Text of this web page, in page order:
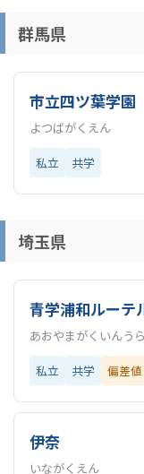
群馬県
市立四ツ葉学園
よつばがくえん
私立 共学
埼玉県
青学浦和ルーテ
あおやまがくいんう
私立 共学 偏差
伊奈
いながくえん